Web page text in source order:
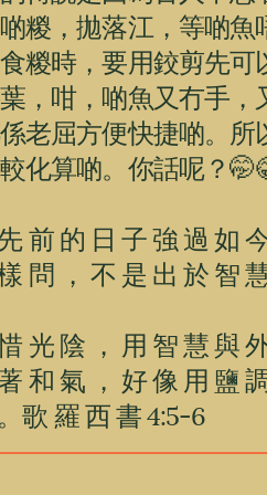
糉，拋落江，等啲
糉時，要用鉸剪先
，咁，啲魚又冇手
老屈方便快捷啲。
化算啲。你話呢？
前 的 日 子 強 過 如
問 ， 不 是 出 於 智
光 陰 ， 用 智 慧 與
和 氣 ， 好 像 用 鹽
歌 羅 西 書 4:5-6